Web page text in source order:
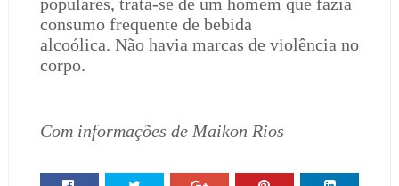
consumo frequente de bebida
alcoólica. Não havia marcas de violência no
corpo.
Com informações de Maikon Rios